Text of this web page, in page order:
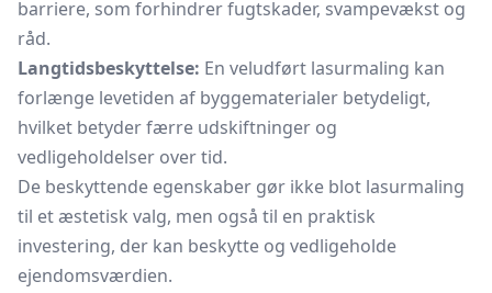
barriere, som forhindrer fugtskader, svampevækst og
råd.
Langtidsbeskyttelse: En veludført lasurmaling kan
forlænge levetiden af byggematerialer betydeligt,
hvilket betyder færre udskiftninger og
vedligeholdelser over tid.
De beskyttende egenskaber gør ikke blot lasurmaling
til et æstetisk valg, men også til en praktisk
investering, der kan beskytte og vedligeholde
ejendomsværdien.